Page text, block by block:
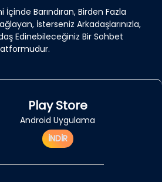
Barındıran, Birden Fazla
İsterseniz Arkadaşlarınızla,
Edinebileceğiniz Bir Sohbet
Play Store
Android Uygulama
İNDİR